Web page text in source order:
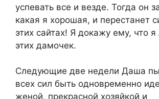
успевать все и везде. Тогда он
какая я хорошая, и перестанет
этих сайтах! Я докажу ему, что
этих дамочек.
Следующие две недели Даша
всех сил быть одновременно
женой, прекрасной хозяйкой и